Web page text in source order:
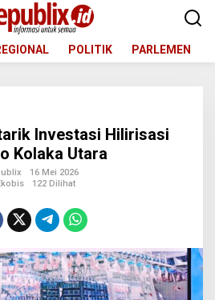
POLITIK PARLEMEN
Investasi Hilirisasi
Kolaka Utara
16 Mei 2026
122 Dilihat